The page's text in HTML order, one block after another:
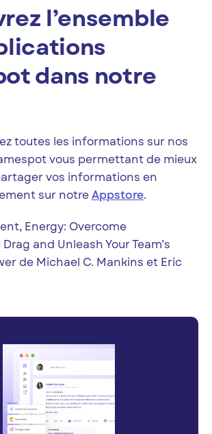
l’ensemble
dans notre
toutes les informations sur nos
vous permettant de mieux
vos informations en
sur notreAppstore.
Energy: Overcome
and Unleash Your Team’s
de Michael C. Mankins et Eric